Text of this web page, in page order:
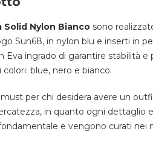
Solid Nylon Bianco sono
Sun68, in nylon blu e inserti in
Eva ingrado di garantire stabilità e
blue, nero e bianco.
per chi desidera avere un
in quanto ogni dettaglio
e vengono curati nei